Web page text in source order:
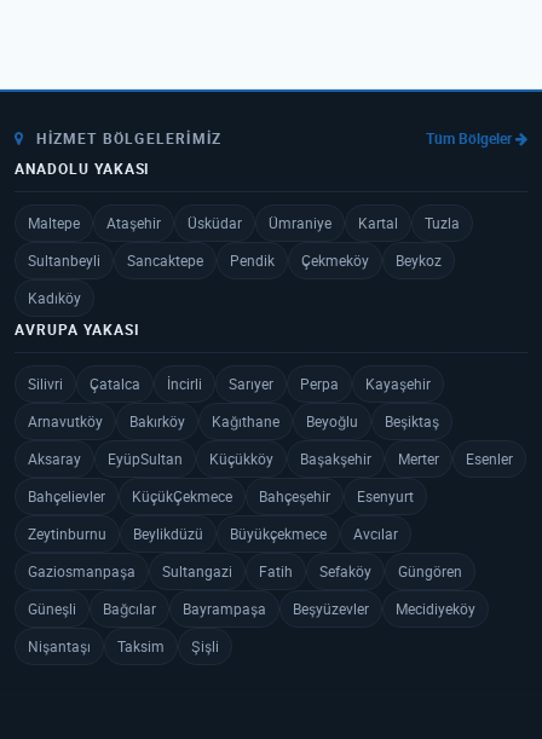
HIZMET BÖLGELERIMIZ
Tüm Bölgeler
ANADOLU YAKASI
Maltepe Ataşehir Üsküdar Ümraniye Kartal
Tuzla
Sultanbeyli
Sancaktepe Pendik Çekmeköy
Beykoz
Kadıköy
AVRUPA YAKASI
Silivri Çatalca İncirli Sarıyer Perpa
Kayaşehir
Arnavutköy
Bakırköy Kağıthane Beyoğlu
Beşiktaş
Aksaray
EyüpSultan Küçükköy Başakşehir Merter
Esenler
Bahçelievler
KüçükÇekmece Bahçeşehir
Esenyurt
Zeytinburnu
Beylikdüzü Büyükçekmece
Avcılar
Gaziosmanpaşa
Sultangazi Fatih Sefaköy
Güngören
Güneşli
Bağcılar Bayrampaşa Beşyüzevler
Mecidiyeköy
Nişantaşı
Taksim Şişli